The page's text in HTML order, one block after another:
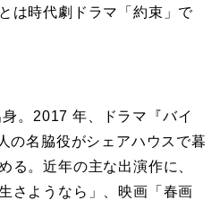
は時代劇ドラマ「約束」で
。2017 年、ドラマ『バイ
の名脇役がシェアハウスで暮
る。近年の主な出演作に、
さようなら」、映画「春画